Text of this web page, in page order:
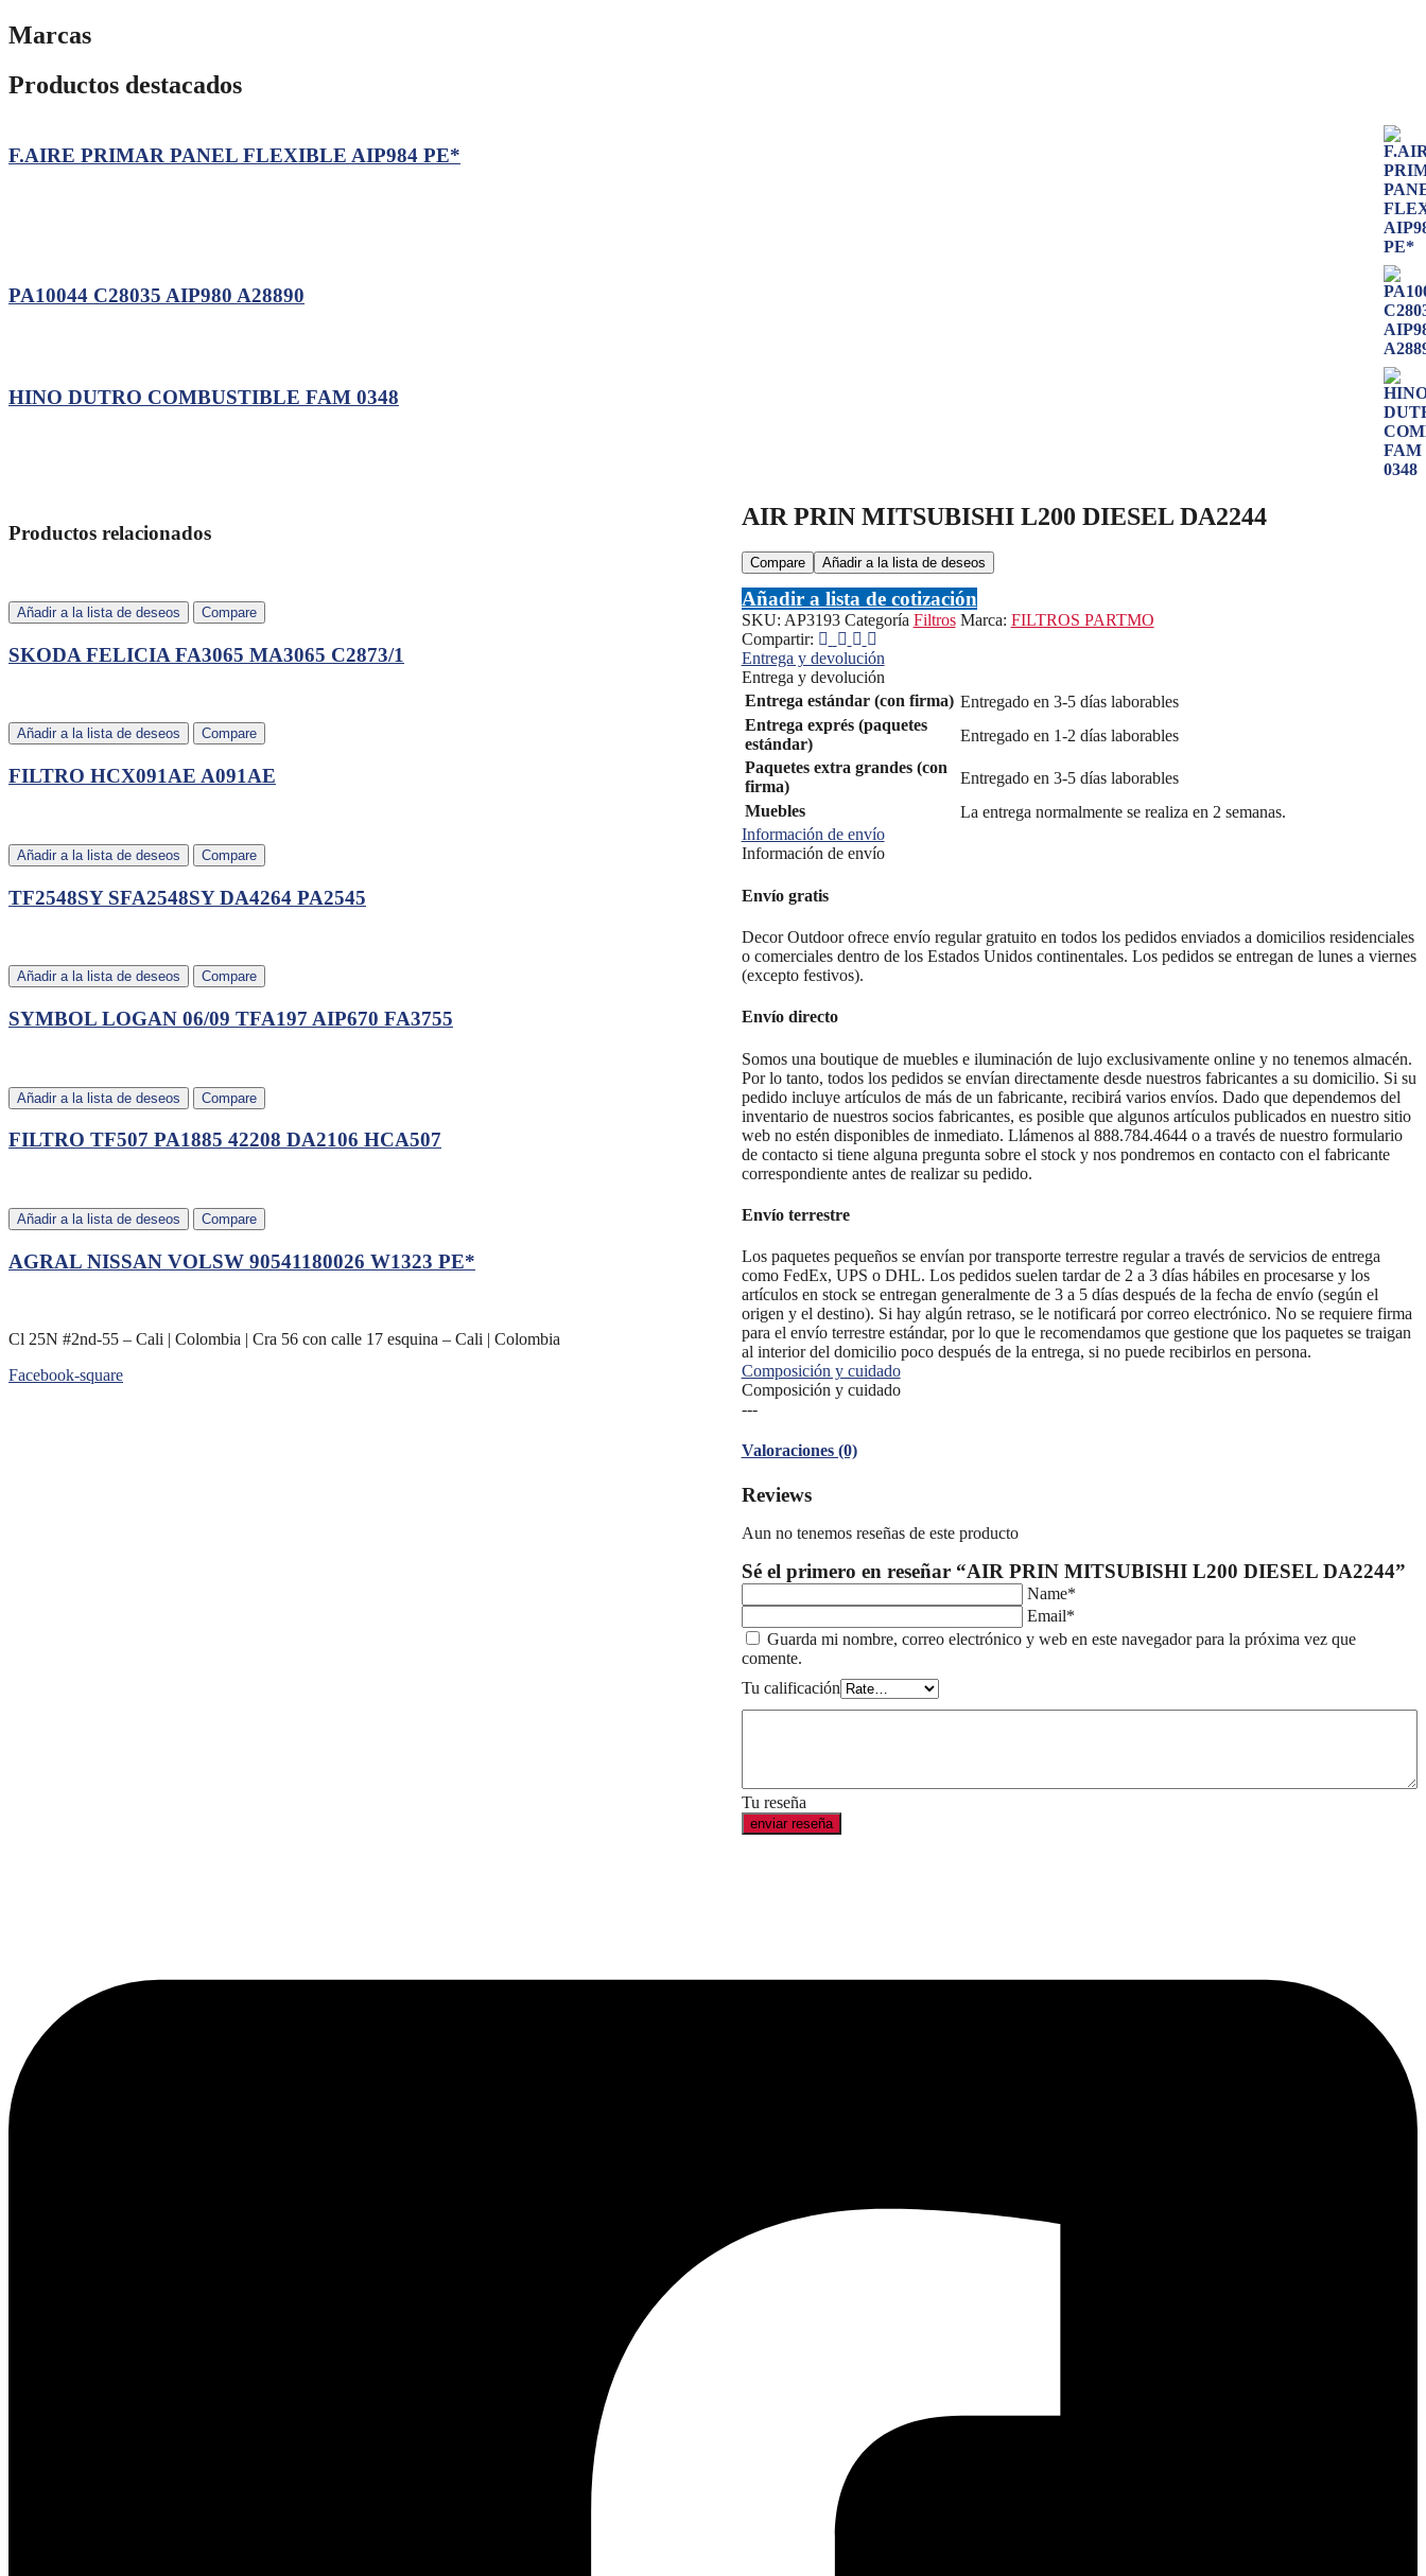
Marcas
Productos destacados
F.AIRE PRIMAR PANEL FLEXIBLE AIP984 PE*
PA10044 C28035 AIP980 A28890
HINO DUTRO COMBUSTIBLE FAM 0348
AIR PRIN MITSUBISHI L200 DIESEL DA2244
Navegación
de
entradas
Compare Añadir a la lista de deseos
Añadir a lista de cotización
SKU: AP3193 Categoría Filtros Marca: FILTROS PARTMO
Compartir:
Entrega y devolución
Entrega y devolución
Entrega estándar (con firma) Entregado en 3-5 días laborables
Entrega exprés (paquetes
estándar)
Entregado en 1-2 días laborables
Paquetes extra grandes (con
firma)
Entregado en 3-5 días laborables
Muebles
La entrega normalmente se realiza en 2 semanas.
Información de envío
Información de envío
Envío gratis
Decor Outdoor ofrece envío regular gratuito en todos los pedidos enviados a domicilios residenciales
o comerciales dentro de los Estados Unidos continentales. Los pedidos se entregan de lunes a viernes
(excepto festivos).
Envío directo
Somos una boutique de muebles e iluminación de lujo exclusivamente online y no tenemos almacén.
Por lo tanto, todos los pedidos se envían directamente desde nuestros fabricantes a su domicilio. Si su
pedido incluye artículos de más de un fabricante, recibirá varios envíos. Dado que dependemos del
inventario de nuestros socios fabricantes, es posible que algunos artículos publicados en nuestro sitio
web no estén disponibles de inmediato. Llámenos al 888.784.4644 o a través de nuestro formulario
de contacto si tiene alguna pregunta sobre el stock y nos pondremos en contacto con el fabricante
correspondiente antes de realizar su pedido.
Envío terrestre
Los paquetes pequeños se envían por transporte terrestre regular a través de servicios de entrega
como FedEx, UPS o DHL. Los pedidos suelen tardar de 2 a 3 días hábiles en procesarse y los
artículos en stock se entregan generalmente de 3 a 5 días después de la fecha de envío (según el
origen y el destino). Si hay algún retraso, se le notificará por correo electrónico. No se requiere firma
para el envío terrestre estándar, por lo que le recomendamos que gestione que los paquetes se traigan
al interior del domicilio poco después de la entrega, si no puede recibirlos en persona.
Composición y cuidado
Composición y cuidado
---
Valoraciones (0)
Reviews
Aun no tenemos reseñas de este producto
Sé el primero en reseñar “AIR PRIN MITSUBISHI L200 DIESEL DA2244”
Name*
Email*
Guarda mi nombre, correo electrónico y web en este navegador para la próxima vez que
comente.
Tu calificación
Tu reseña
Productos relacionados
Añadir a la lista de deseos Compare
SKODA FELICIA FA3065 MA3065 C2873/1
Añadir a la lista de deseos Compare
FILTRO HCX091AE A091AE
Añadir a la lista de deseos Compare
TF2548SY SFA2548SY DA4264 PA2545
Añadir a la lista de deseos Compare
SYMBOL LOGAN 06/09 TFA197 AIP670 FA3755
Añadir a la lista de deseos Compare
FILTRO TF507 PA1885 42208 DA2106 HCA507
Añadir a la lista de deseos Compare
AGRAL NISSAN VOLSW 90541180026 W1323 PE*
Cl 25N #2nd-55 – Cali | Colombia | Cra 56 con calle 17 esquina – Cali | Colombia
Facebook-square